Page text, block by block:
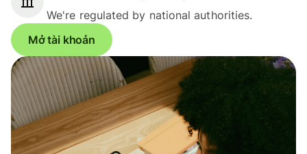
We're regulated by national authorities.
Mở tài khoản